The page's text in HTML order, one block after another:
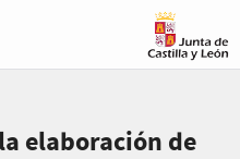
elaboración de